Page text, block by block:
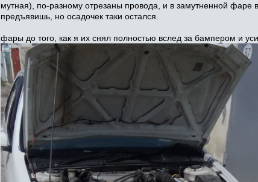
мутная), по-разному отрезаны провода, и в замутненной фаре
предъявишь, но осадочек таки остался.
фары до того, как я их снял полностью вслед за бампером и